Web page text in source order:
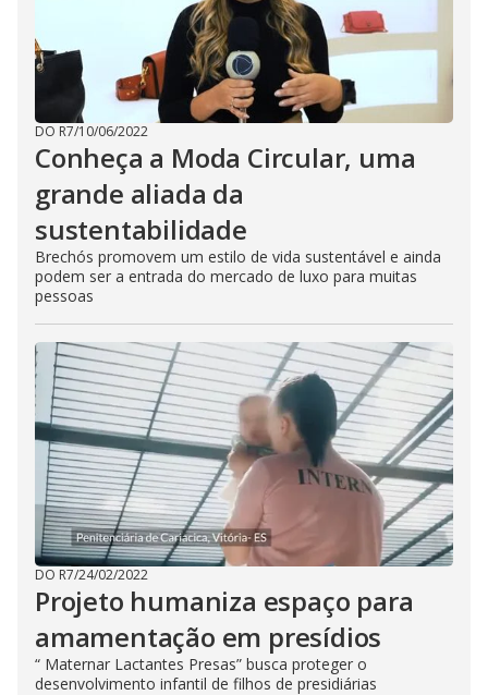
DO R7/10/06/2022
Conheça a Moda Circular, uma
grande aliada da
sustentabilidade
Brechós promovem um estilo de vida sustentável e ainda
podem ser a entrada do mercado de luxo para muitas
pessoas
DO R7/24/02/2022
Projeto humaniza espaço para
amamentação em presídios
“ Maternar Lactantes Presas” busca proteger o
desenvolvimento infantil de filhos de presidiárias